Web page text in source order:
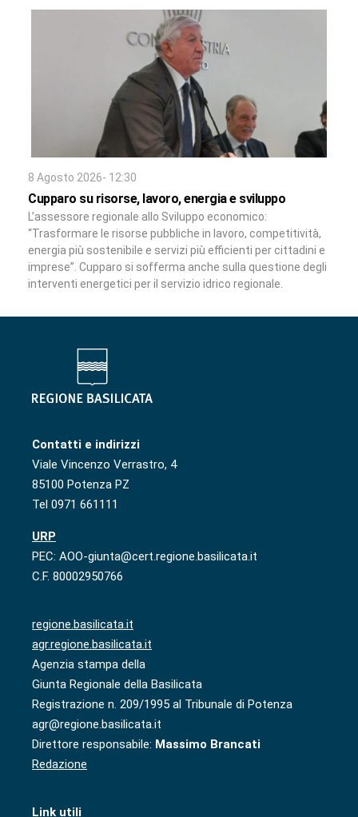
8 Agosto 2026- 12:30
Cupparo su risorse, lavoro, energia e sviluppo
L’assessore regionale allo Sviluppo economico:
“Trasformare le risorse pubbliche in lavoro, competitività,
energia più sostenibile e servizi più efficienti per cittadini e
imprese”. Cupparo si sofferma anche sulla questione degli
interventi energetici per il servizio idrico regionale.
Contatti e indirizzi
Viale Vincenzo Verrastro, 4
85100 Potenza PZ
Tel 0971 661111
URP
PEC: AOO-giunta@cert.regione.basilicata.it
C.F. 80002950766
regione.basilicata.it
agr.regione.basilicata.it
Agenzia stampa della
Giunta Regionale della Basilicata
Registrazione n. 209/1995 al Tribunale di Potenza
agr@regione.basilicata.it
Direttore responsabile: Massimo Brancati
Redazione
Link utili